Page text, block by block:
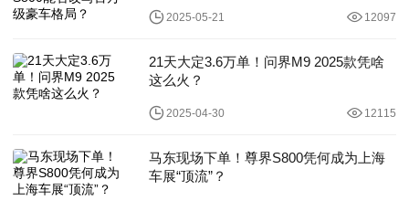
2025-05-21 12097
21天大定3.6万单！问界M9 2025款凭啥
这么火？
2025-04-30 12115
马东现场下单！尊界S800凭何成为上海
车展“顶流”？